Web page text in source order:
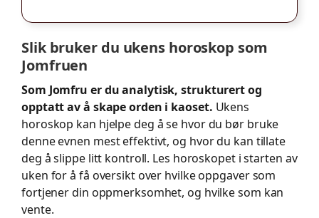
Slik bruker du ukens horoskop som
Jomfruen
Som Jomfru er du analytisk, strukturert og
opptatt av å skape orden i kaoset. Ukens
horoskop kan hjelpe deg å se hvor du bør bruke
denne evnen mest effektivt, og hvor du kan tillate
deg å slippe litt kontroll. Les horoskopet i starten av
uken for å få oversikt over hvilke oppgaver som
fortjener din oppmerksomhet, og hvilke som kan
vente.